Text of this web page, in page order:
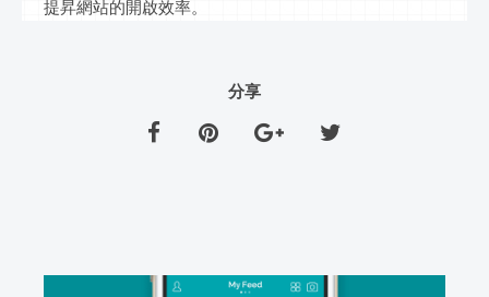
提昇網站的開啟效率。
分享